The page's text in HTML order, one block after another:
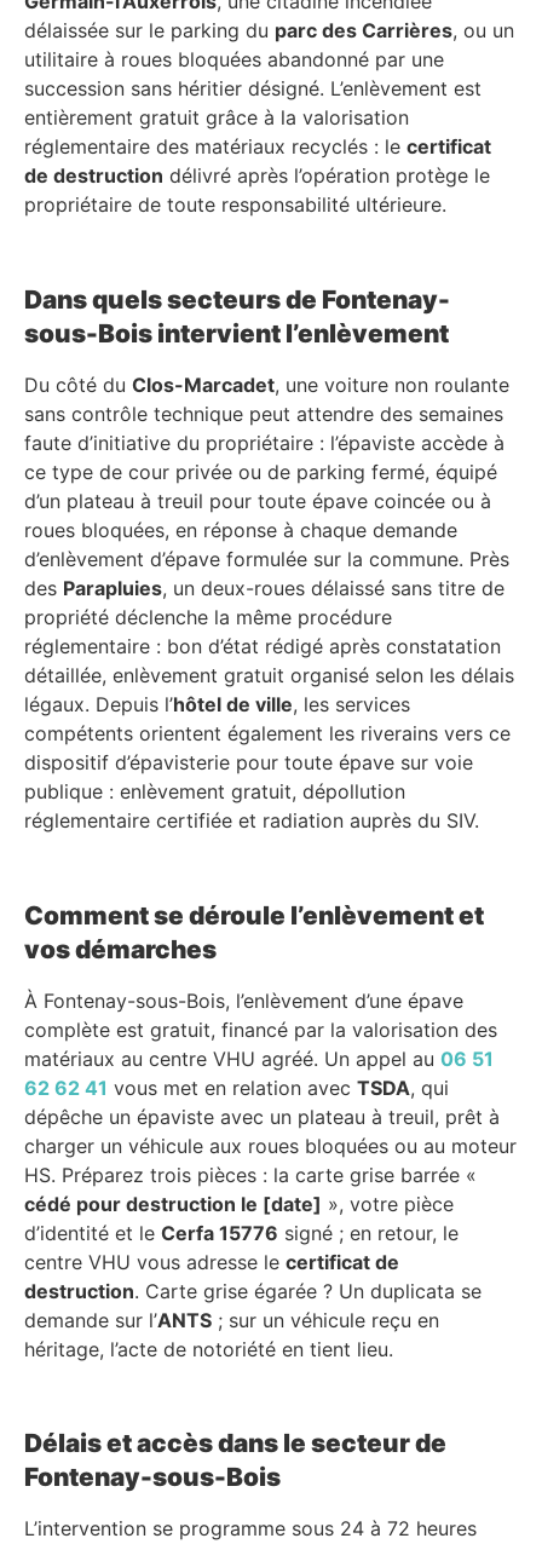
délaissée sur le parking du parc des Carrières, ou un
utilitaire à roues bloquées abandonné par une
succession sans héritier désigné. L’enlèvement est
entièrement gratuit grâce à la valorisation
réglementaire des matériaux recyclés : le certificat
de destruction délivré après l’opération protège le
propriétaire de toute responsabilité ultérieure.
Dans quels secteurs de Fontenay-
sous-Bois intervient l’enlèvement
Du côté du Clos-Marcadet, une voiture non roulante
sans contrôle technique peut attendre des semaines
faute d’initiative du propriétaire : l’épaviste accède à
ce type de cour privée ou de parking fermé, équipé
d’un plateau à treuil pour toute épave coincée ou à
roues bloquées, en réponse à chaque demande
d’enlèvement d’épave formulée sur la commune. Près
des Parapluies, un deux-roues délaissé sans titre de
propriété déclenche la même procédure
réglementaire : bon d’état rédigé après constatation
détaillée, enlèvement gratuit organisé selon les délais
légaux. Depuis l’hôtel de ville, les services
compétents orientent également les riverains vers ce
dispositif d’épavisterie pour toute épave sur voie
publique : enlèvement gratuit, dépollution
réglementaire certifiée et radiation auprès du SIV.
Comment se déroule l’enlèvement et
vos démarches
À Fontenay-sous-Bois, l’enlèvement d’une épave
complète est gratuit, financé par la valorisation des
matériaux au centre VHU agréé. Un appel au 06 51
62 62 41 vous met en relation avec TSDA, qui
dépêche un épaviste avec un plateau à treuil, prêt à
charger un véhicule aux roues bloquées ou au moteur
HS. Préparez trois pièces : la carte grise barrée «
cédé pour destruction le [date] », votre pièce
d’identité et le Cerfa 15776 signé ; en retour, le
centre VHU vous adresse le certificat de
destruction. Carte grise égarée ? Un duplicata se
demande sur l’ANTS ; sur un véhicule reçu en
héritage, l’acte de notoriété en tient lieu.
Délais et accès dans le secteur de
Fontenay-sous-Bois
L’intervention se programme sous 24 à 72 heures